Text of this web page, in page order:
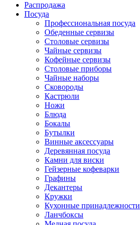
Распродажа
Посуда
Профессиональная посуда
Обеденные сервизы
Столовые сервизы
Чайные сервизы
Кофейные сервизы
Столовые приборы
Чайные наборы
Сковороды
Кастрюли
Ножи
Блюда
Бокалы
Бутылки
Винные аксессуары
Деревянная посуда
Камни для виски
Гейзерные кофеварки
Графины
Декантеры
Кружки
Кухонные принадлежности
Ланчбоксы